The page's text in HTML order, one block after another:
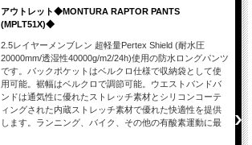
アウトレット◆MONTURA RAPTOR PANTS
(MPLT51X)◆
2.5レイヤーメンブレン 超軽量Pertex Shield (耐水圧
20000mm/透湿性40000g/m2/24h)使用の防水ロングパンツ
です。バックポケットはベルクロ仕様で収納袋として使
用可能。裾幅はベルクロで調節可能。ウエストバンドバ
ンドは通気性に優れたストレッチ素材とシリコンコーテ
ィングされた内蔵ストレッチ素材で優れた快適性を提供
します。ランニング、バイク、その他の有酸素運動に最